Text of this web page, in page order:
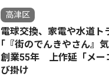
高津区
電球交換、家電や水道ト
｢『街のでんきやさん』
創業55年 上作延「メー
び掛け